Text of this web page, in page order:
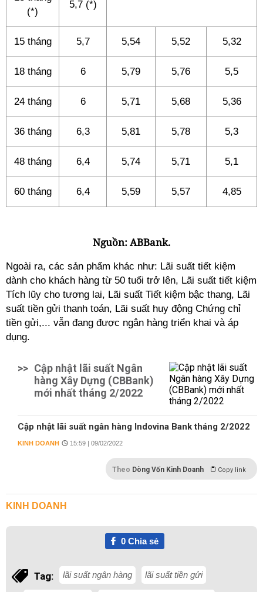
(*)
5,7 (*)
15 tháng 5,7 5,54 5,52 5,32
18 tháng 6 5,79 5,76 5,5
24 tháng 6 5,71 5,68 5,36
36 tháng 6,3 5,81 5,78 5,3
48 tháng 6,4 5,74 5,71 5,1
60 tháng 6,4 5,59 5,57 4,85
Nguồn: ABBank.
Ngoài ra, các sản phẩm khác như: Lãi suất tiết kiệm
dành cho khách hàng từ 50 tuổi trở lên, Lãi suất tiết kiệm
Tích lũy cho tương lai, Lãi suất Tiết kiệm bậc thang, Lãi
suất tiền gửi thanh toán, Lãi suất huy động Chứng chỉ
tiền gửi,... vẫn đang được ngân hàng triển khai và áp
dụng.
>> Cập nhật lãi suất Ngân
hàng Xây Dựng (CBBank)
mới nhất tháng 2/2022
Cập nhật lãi suất ngân hàng Indovina Bank tháng 2/2022
KINH DOANH 15:59 | 09/02/2022
Theo Dòng Vốn Kinh Doanh Copy link
KINH DOANH
0Chia sẻ
Tag: lãi suất ngân hàng lãi suất tiền gửi